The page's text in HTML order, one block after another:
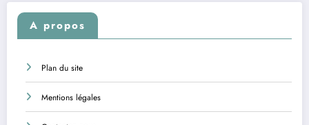
A propos
Plan du site
Mentions légales